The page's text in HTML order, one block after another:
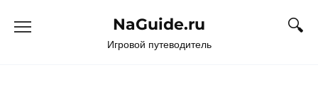
NaGuide.ru
Игровой путеводитель